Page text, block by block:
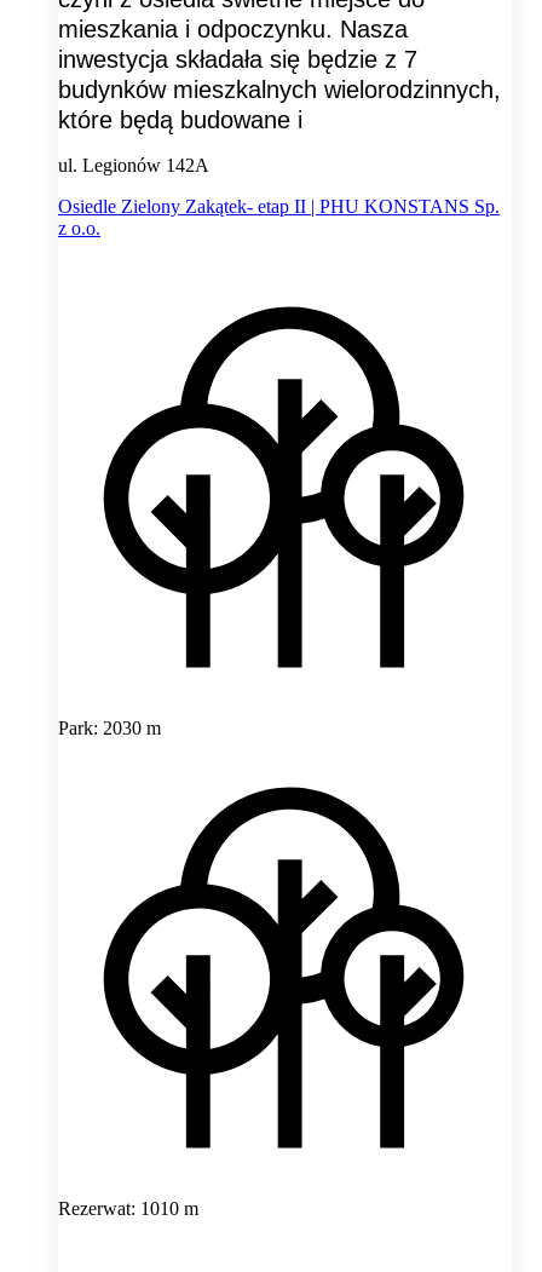
mieszkania i odpoczynku. Nasza
inwestycja składała się będzie z 7
budynków mieszkalnych wielorodzinnych,
które będą budowane i
ul. Legionów 142A
Osiedle Zielony Zakątek- etap II | PHU KONSTANS Sp.
z o.o.
Park: 2030 m
Rezerwat: 1010 m